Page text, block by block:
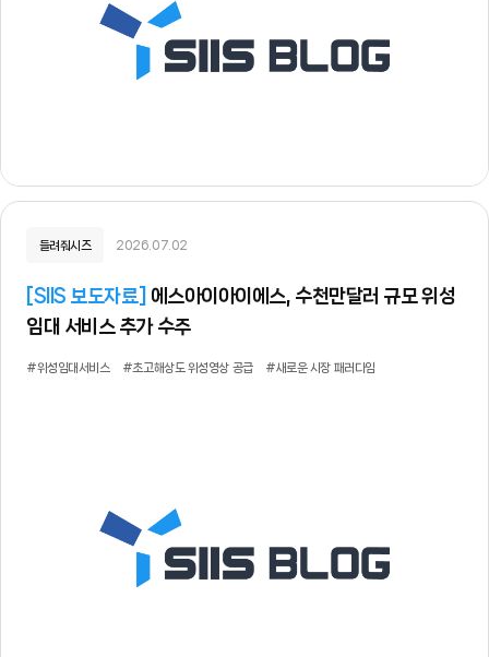
들려줘시즈 2026.07.02
SIIS 보도자료
임대 서비스 추가 수주
#위성임대서비스 #초고해상도 위성영상 공급 #새로운 시장 패러다임